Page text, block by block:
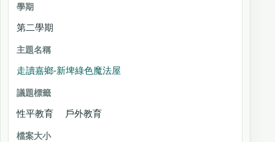
第二學期
走讀嘉鄉-新埤綠色魔法屋
性平教育 戶外教育